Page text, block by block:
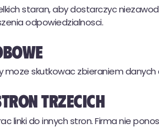
staran, aby dostarczyc
odpowiedzialnosci.
moze skutkowac zbieraniem
trzecich
linki do innych stron. Firma nie